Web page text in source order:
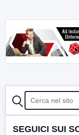
CERCA
SEGUICI SUI